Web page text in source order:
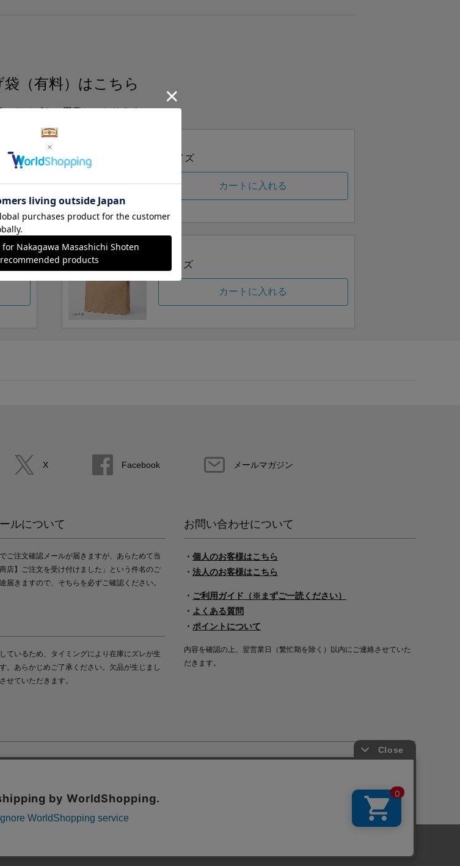
袋（有料）はこちら
つサイズをご用意しております。
Sサイズ
カートに入れる
Lサイズ
カートに入れる
X Facebook メールマガジン
ルについて
ご注文確認メールが届きますが、あらためて当
店】ご注文を受け付けました」という件名のご
届きますので、そちらを必ずご確認ください。
ているため、タイミングにより在庫にズレが生
。あらかじめご了承ください。欠品が生じまし
せていただきます。
お問い合わせについて
・ 個人のお客様はこちら
・ 法人のお客様はこちら
・ ご利用ガイド（※まずご一読ください）
・ よくある質問
・ ポイントについて
内容を確認の上、翌営業日（繁忙期を除く）以内にご連絡させていた
だきます。
ッキー（Cookie）を使用いたします。詳細に関しては「